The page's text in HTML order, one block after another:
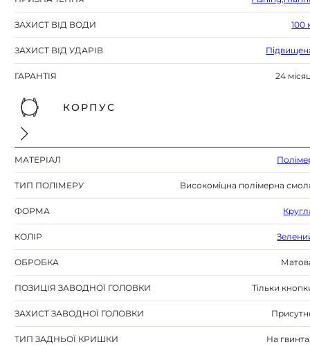
ЗАХИСТ ВІД ВОДИ 100
ЗАХИСТ ВІД УДАРІВ
ГАРАНТІЯ 24
КОРПУС
МАТЕРІАЛ
ТИП ПОЛІМЕРУ Високоміцна полімерна
ФОРМА
КОЛІР
ОБРОБКА
ПОЗИЦІЯ ЗАВОДНОЇ ГОЛОВКИ Тільки
ЗАХИСТ ЗАВОДНОЇ ГОЛОВКИ
ТИП ЗАДНЬОЇ КРИШКИ На